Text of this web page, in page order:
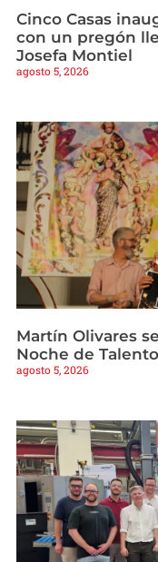
Cinco Casas
con un pregón
Josefa Montiel
agosto 5, 2026
Martín Olivares
Noche de
agosto 5, 2026